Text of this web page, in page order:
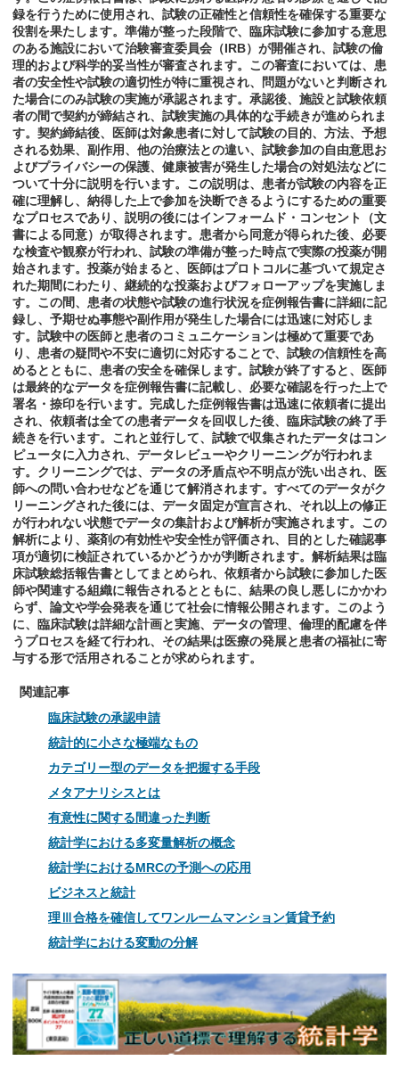
録を行うために使用され、試験の正確性と信頼性を確保する重要な
役割を果たします。準備が整った段階で、臨床試験に参加する意思
のある施設において治験審査委員会（IRB）が開催され、試験の倫
理的および科学的妥当性が審査されます。この審査においては、患
者の安全性や試験の適切性が特に重視され、問題がないと判断され
た場合にのみ試験の実施が承認されます。承認後、施設と試験依頼
者の間で契約が締結され、試験実施の具体的な手続きが進められま
す。契約締結後、医師は対象患者に対して試験の目的、方法、予想
される効果、副作用、他の治療法との違い、試験参加の自由意思お
よびプライバシーの保護、健康被害が発生した場合の対処法などに
ついて十分に説明を行います。この説明は、患者が試験の内容を正
確に理解し、納得した上で参加を決断できるようにするための重要
なプロセスであり、説明の後にはインフォームド・コンセント（文
書による同意）が取得されます。患者から同意が得られた後、必要
な検査や観察が行われ、試験の準備が整った時点で実際の投薬が開
始されます。投薬が始まると、医師はプロトコルに基づいて規定さ
れた期間にわたり、継続的な投薬およびフォローアップを実施しま
す。この間、患者の状態や試験の進行状況を症例報告書に詳細に記
録し、予期せぬ事態や副作用が発生した場合には迅速に対応しま
す。試験中の医師と患者のコミュニケーションは極めて重要であ
り、患者の疑問や不安に適切に対応することで、試験の信頼性を高
めるとともに、患者の安全を確保します。試験が終了すると、医師
は最終的なデータを症例報告書に記載し、必要な確認を行った上で
署名・捺印を行います。完成した症例報告書は迅速に依頼者に提出
され、依頼者は全ての患者データを回収した後、臨床試験の終了手
続きを行います。これと並行して、試験で収集されたデータはコン
ピュータに入力され、データレビューやクリーニングが行われま
す。クリーニングでは、データの矛盾点や不明点が洗い出され、医
師への問い合わせなどを通じて解消されます。すべてのデータがク
リーニングされた後には、データ固定が宣言され、それ以上の修正
が行われない状態でデータの集計および解析が実施されます。この
解析により、薬剤の有効性や安全性が評価され、目的とした確認事
項が適切に検証されているかどうかが判断されます。解析結果は臨
床試験総括報告書としてまとめられ、依頼者から試験に参加した医
師や関連する組織に報告されるとともに、結果の良し悪しにかかわ
らず、論文や学会発表を通じて社会に情報公開されます。このよう
に、臨床試験は詳細な計画と実施、データの管理、倫理的配慮を伴
うプロセスを経て行われ、その結果は医療の発展と患者の福祉に寄
与する形で活用されることが求められます。
関連記事
臨床試験の承認申請
統計的に小さな極端なもの
カテゴリー型のデータを把握する手段
メタアナリシスとは
有意性に関する間違った判断
統計学における多変量解析の概念
統計学におけるMRCの予測への応用
ビジネスと統計
理Ⅲ合格を確信してワンルームマンション賃貸予約
統計学における変動の分解